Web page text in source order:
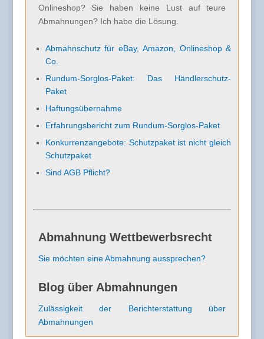
Onlineshop? Sie haben keine Lust auf teure
Abmahnungen? Ich habe die Lösung.
Abmahnschutz für eBay, Amazon, Onlineshop &
Co.
Rundum-Sorglos-Paket: Das Händlerschutz-
Paket
Haftungsübernahme
Erfahrungsbericht zum Rundum-Sorglos-Paket
Konkurrenzangebote: Schutzpaket ist nicht gleich
Schutzpaket
Sind AGB Pflicht?
Abmahnung Wettbewerbsrecht
Sie möchten eine Abmahnung aussprechen?
Blog über Abmahnungen
Zulässigkeit der Berichterstattung über
Abmahnungen